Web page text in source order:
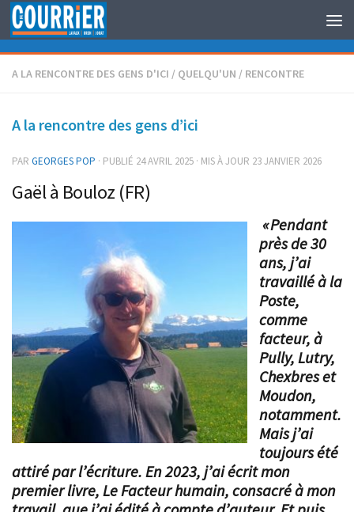
Au dessous du contenu
A LA RENCONTRE DES GENS D'ICI / QUELQU'UN / RENCONTRE
A la rencontre des gens d’ici
PAR GEORGES POP · PUBLIÉ 24 AVRIL 2025 · MIS À JOUR 23 JANVIER 2026
Gaël à Bouloz (FR)
« Pendant
près de 30
ans, j’ai
travaillé à la
Poste,
comme
facteur, à
Pully, Lutry,
Chexbres et
Moudon,
notamment.
Mais j’ai
toujours été
attiré par l’écriture. En 2023, j’ai écrit mon
premier livre, Le Facteur humain, consacré à mon